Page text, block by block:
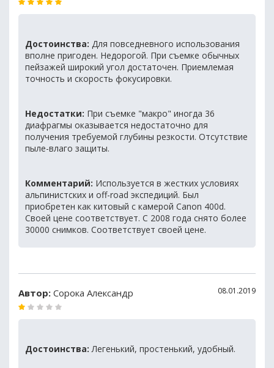
Достоинства: Для повседневного использования
вполне пригоден. Недорогой. При съемке обычных
пейзажей широкий угол достаточен. Приемлемая
точность и скорость фокусировки.
Недостатки: При съемке "макро" иногда 36
диафрагмы оказывается недостаточно для
получения требуемой глубины резкости. Отсутствие
пыле-влаго защиты.
Комментарий: Используется в жестких условиях
альпинистских и off-road экспедиций. Был
приобретен как китовый с камерой Canon 400d.
Своей цене соответствует. С 2008 года снято более
30000 снимков. Соответствует своей цене.
Автор: Сорока Александр 08.01.2019
Достоинства: Легенький, простенький, удобный.